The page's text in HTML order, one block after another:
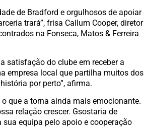
de Bradford e orgulhosos de apoiar
trará”, frisa Callum Cooper, diretor
na Fonseca, Matos & Ferreira
satisfação do clube em receber a
empresa local que partilha muitos dos
por perto”, afirma.
que a torna ainda mais emocionante.
relação crescer. Gsostaria de
equipa pelo apoio e cooperação